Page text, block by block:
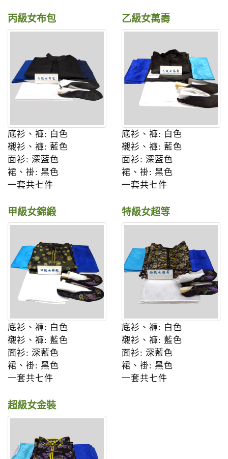
丙級女布包
底衫、褲: 白色
襯衫、褲: 藍色
面衫: 深藍色
裙、褂: 黑色
一套共七件
乙級女萬壽
底衫、褲: 白色
襯衫、褲: 藍色
面衫: 深藍色
裙、褂: 黑色
一套共七件
甲級女錦緞
底衫、褲: 白色
襯衫、褲: 藍色
面衫: 深藍色
裙、褂: 黑色
一套共七件
特級女超等
底衫、褲: 白色
襯衫、褲: 藍色
面衫: 深藍色
裙、褂: 黑色
一套共七件
超級女金裝